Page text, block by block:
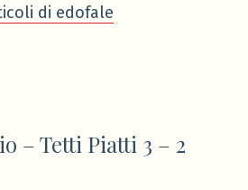
di edofale
– Tetti Piatti 3 – 2